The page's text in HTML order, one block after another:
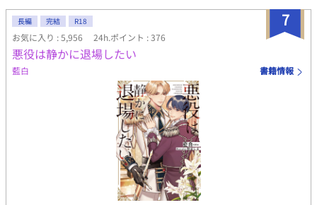
7
長編 完結 R18
お気に入り : 5,956 24h.ポイント : 376
悪役は静かに退場したい
藍白 書籍情報